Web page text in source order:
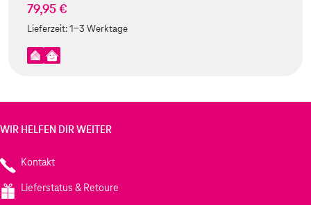
79,95 €
Lieferzeit:1-3 Werktage
WIR HELFEN DIR WEITER
Kontakt
Lieferstatus & Retoure